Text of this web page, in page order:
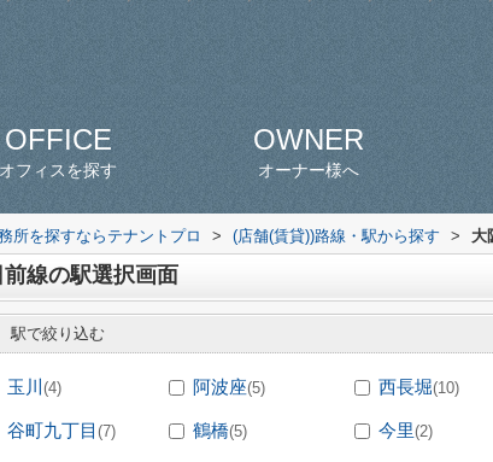
OFFICE
オフィスを探す
OWNER
オーナー様へ
所を探すならテナントプロ > (店舗(賃貸))路線・駅から探す > 大
線の駅選択画面
駅で絞り込む
玉川 (4) 阿波座(5) 西長堀(10)
谷町九丁目 (7) 鶴橋(5) 今里(2)